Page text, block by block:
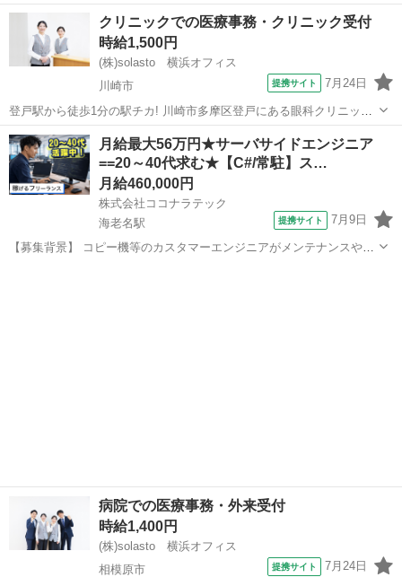
予定派遣でのパート・アルバイト求人です。 公費の受付、算定ができ
る医療事務の経験者を募集。 週3日～勤務OK◎扶養内勤務も可能で
す。 クリニックは、京急富...
神奈川 データ入力
クリニックでの医療事務・クリニック受付
時給1,500円
(株)solasto 横浜オフィス
川崎市
提携サイト 7月24日
登戸駅から徒歩1分の駅チカ! 川崎市多摩区登戸にある眼科クリニック
で医療事務スタッフの派遣求人です。 患者様の受付、会計、レセプト
など患者様対応と事務をお任せします。 週3日～勤務OK! 午前だけ・
午後だけパートタイム、...
神奈川 川崎市 データ入力
月給最大56万円★サーバサイドエンジニア
==20～40代求む★【C#/常駐】ス…
月給460,000円
株式会社ココナラテック
海老名駅
提携サイト 7月9日
【募集背景】 コピー機等のカスタマーエンジニアがメンテナンスや納
病院での医療事務・外来受付
時給1,400円
(株)solasto 横浜オフィス
相模原市
提携サイト 7月24日